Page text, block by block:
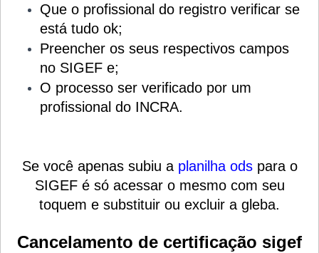
Que o profissional do registro verificar se
está tudo ok;
Preencher os seus respectivos campos
no SIGEF e;
O processo ser verificado por um
profissional do INCRA.
Se você apenas subiu a planilha odspara o
SIGEF é só acessar o mesmo com seu
toquem e substituir ou excluir a gleba.
Cancelamento de certificação sigef